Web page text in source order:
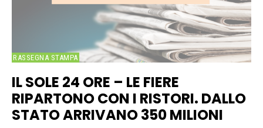
RASSEGNA STAMPA
IL SOLE 24 ORE – LE FIERE
RIPARTONO CON I RISTORI. DALLO
STATO ARRIVANO 350 MILIONI